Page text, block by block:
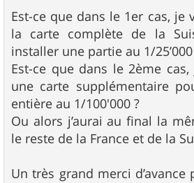
Est-ce que dans le 1er cas, je
la carte complète de la
installer une partie au 1/25’000
Est-ce que dans le 2ème
une carte supplémentaire
entière au 1/100'000 ?
Ou alors j’aurai au final la
le reste de la France et de la
Un très grand merci